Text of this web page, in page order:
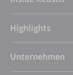
Highlights
Unternehmen